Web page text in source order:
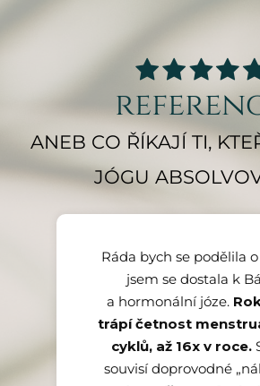
ANEB CO ŘÍKAJÍ TI,
JÓGU
Ráda bych se podělila
jsem se dostala k
a hormonální józe.
trápí četnost
cyklů, až 16x v roce.
souvisí doprovodné
Po každé
už ji prožívám v klidu
se domnívala, že půjde
z mých už mnoha